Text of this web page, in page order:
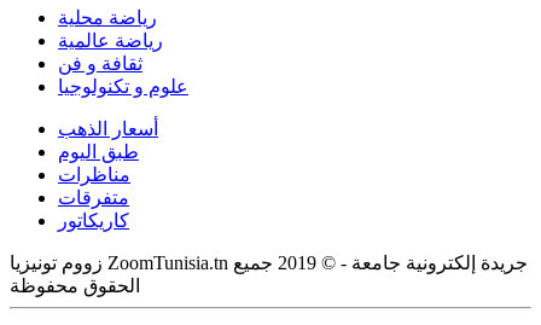
رياضة محلية
رياضة عالمية
ثقافة و فن
علوم و تكنولوجيا
أسعار الذهب
طبق اليوم
مناظرات
متفرقات
كاريكاتور
زووم تونيزيا ZoomTunisia.tn جريدة إلكترونية جامعة - © 2019 جميع
الحقوق محفوظة